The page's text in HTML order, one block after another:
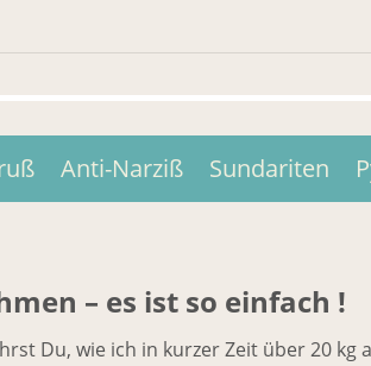
Anti-Narziß Sundariten
– es ist so einfach !
Du, wie ich in kurzer Zeit über 20 kg